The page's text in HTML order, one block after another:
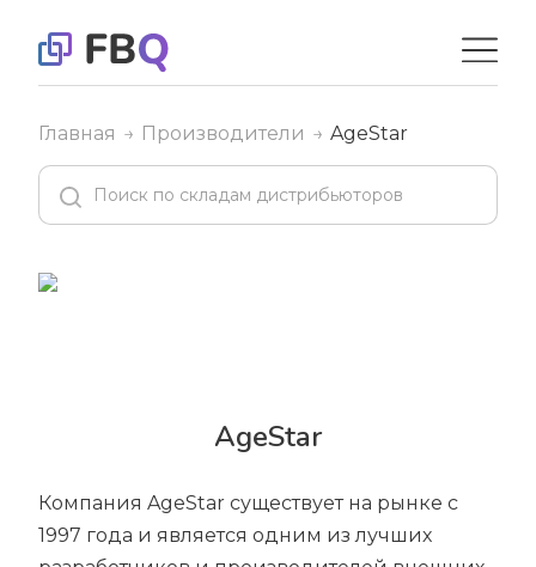
Главная Производители AgeStar
AgeStar
Компания AgeStar существует на рынке с
1997 года и является одним из лучших